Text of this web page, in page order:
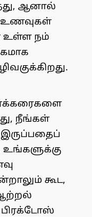
ஆனால்
உணவுகள்
உள்ள நம்
நீங்கள்
இருப்பதைப்
கூட,